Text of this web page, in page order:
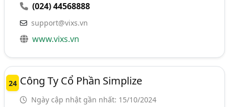
(024) 44568888
support@vixs.vn
www.vixs.vn
24 Công Ty Cổ Phần Simplize
Ngày cập nhật gần nhất: 15/10/2024